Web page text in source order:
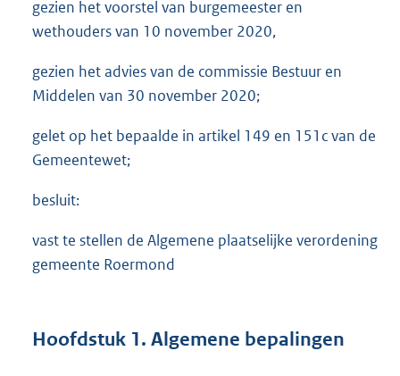
gezien het voorstel van burgemeester en
wethouders van 10 november 2020,
gezien het advies van de commissie Bestuur en
Middelen van 30 november 2020;
gelet op het bepaalde in artikel 149 en 151c van de
Gemeentewet;
besluit:
vast te stellen de Algemene plaatselijke verordening
gemeente Roermond
Hoofdstuk 1. Algemene bepalingen